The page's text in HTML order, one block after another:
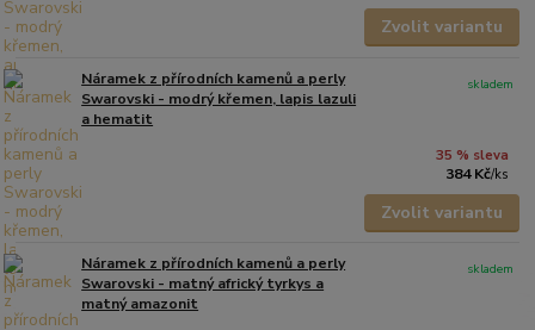
Zvolit variantu
Náramek z přírodních kamenů a perly
Swarovski - modrý křemen, lapis lazuli
a hematit
35 % sleva
384 Kč/ks
skladem
Zvolit variantu
Náramek z přírodních kamenů a perly
Swarovski - matný africký tyrkys a
matný amazonit
skladem